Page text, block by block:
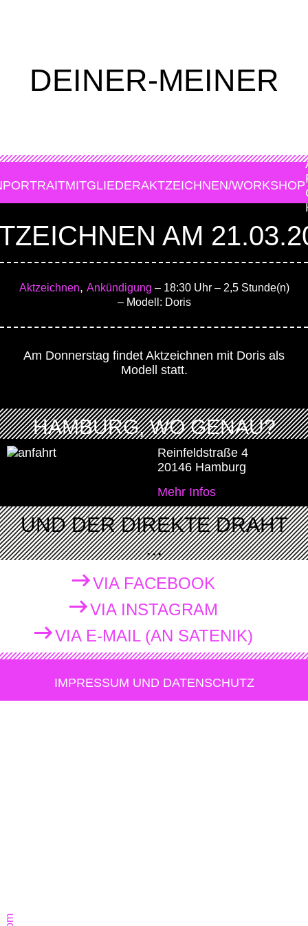
DEINER-MEINER
PORTRAITMITGLIEDERAKTZEICHNEN/WORKSHOP
AM
Aktzeichnen, Ankündigung – 18:30 Uhr– 2,5 Stunde(n)
– Modell: Doris
Am Donnerstag findet Aktzeichnen mit Doris als
Modell statt.
HAMBURG, WO GENAU?
Reinfeldstraße 4
20146 Hamburg
Mehr Infos
UND DER DIREKTE DRAHT
...
VIA FACEBOOK
VIA INSTAGRAM
VIA E-MAIL (AN SATENIK)
IMPRESSUM UND DATENSCHUTZ